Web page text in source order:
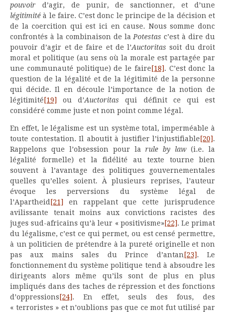
pouvoir d’agir, de punir, de sanctionner, et d’une
légitimité à le faire. C’est donc le principe de la décision et
de la coercition qui est ici en cause. Nous somme donc
confrontés à la combinaison de la Potestas c’est à dire du
pouvoir d’agir et de faire et de l’Auctoritas soit du droit
moral et politique (au sens où la morale est partagée par
une communauté politique) de le faire [18]. C’est donc la
question de la légalité et de la légitimité de la personne
qui décide. Il en découle l’importance de la notion de
légitimité [19] ou d’Auctoritas qui définit ce qui est
considéré comme juste et non point comme légal.
En effet, le légalisme est un système total, imperméable à
toute contestation. Il aboutit à justifier l’injustifiable [20].
Rappelons que l’obsession pour larule by law(i.e. la
légalité formelle) et la fidélité au texte tourne bien
souvent à l’avantage des politiques gouvernementales
quelles qu’elles soient. À plusieurs reprises, l’auteur
évoque les perversions du système légal de
l’Apartheid [21]
en rappelant que cette jurisprudence
avilissante tenait moins aux convictions racistes des
juges sud-africains qu’à leur « positivisme»[22]. Le primat
du légalisme, c’est ce qui permet, ou est censé permettre,
à un politicien de prétendre à la pureté originelle et non
pas aux mains sales du Prince d’antan [23]. Le
fonctionnement du système politique tend à absoudre les
dirigeants alors même qu’ils sont de plus en plus
impliqués dans des taches de répression et des fonctions
d’oppressions [24]. En effet, seuls des fous, des
« terroristes » et n’oublions pas que ce mot fut utilisé par